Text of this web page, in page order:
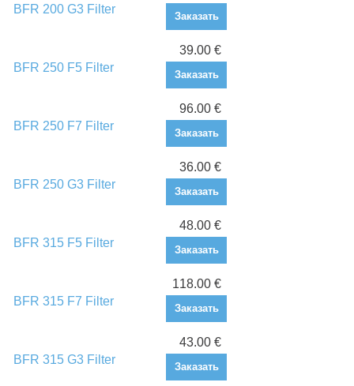
BFR 200 G3 Filter
Заказать
BFR 250 F5 Filter
39.00 €
Заказать
BFR 250 F7 Filter
96.00 €
Заказать
BFR 250 G3 Filter
36.00 €
Заказать
BFR 315 F5 Filter
48.00 €
Заказать
BFR 315 F7 Filter
118.00 €
Заказать
BFR 315 G3 Filter
43.00 €
Заказать